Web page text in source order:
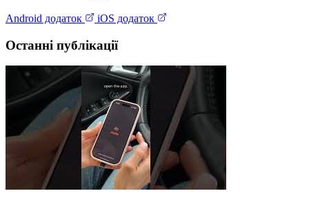
Android додаток iOS додаток
Останні публікації